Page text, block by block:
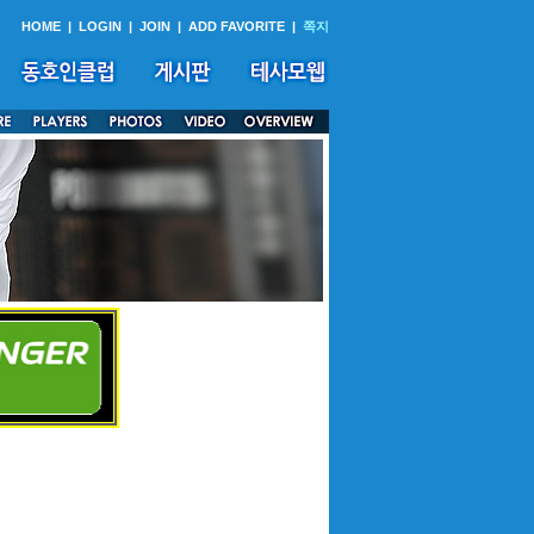
HOME | LOGIN | JOIN | ADD FAVORITE | 쪽지